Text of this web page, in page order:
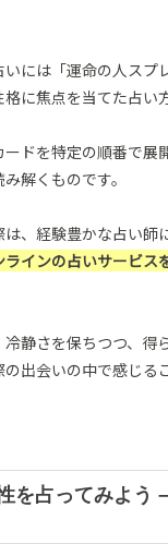
いには「運命の人スプ
に焦点を当てた占い
ードを特定の順番で展
解くものです。
は、経験豊かな占い師
インの占いサービス
静さを保ちつつ、得
の出会いの中で感じる
を占ってみよう